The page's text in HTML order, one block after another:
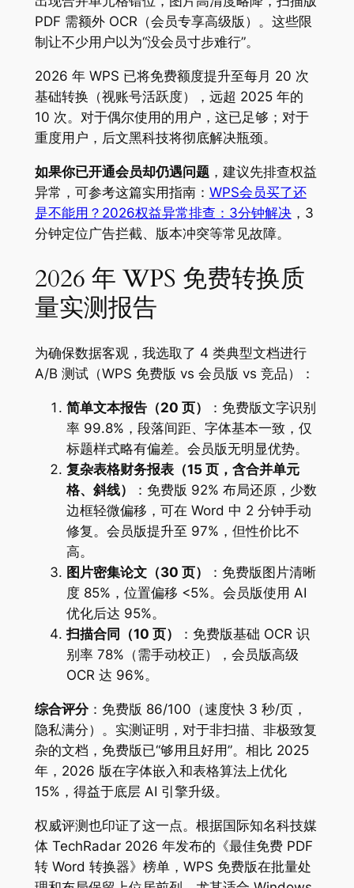
PDF 需额外 OCR（会员专享高级版）。这些限
制让不少用户以为“没会员寸步难行”。
2026 年 WPS 已将免费额度提升至每月 20 次
基础转换（视账号活跃度），远超 2025 年的
10 次。对于偶尔使用的用户，这已足够；对于
重度用户，后文黑科技将彻底解决瓶颈。
如果你已开通会员却仍遇问题，建议先排查权益
异常，可参考这篇实用指南： WPS会员买了还
是不能用？2026权益异常排查：3分钟解决，3
分钟定位广告拦截、版本冲突等常见故障。
2026 年 WPS 免费转换质
量实测报告
为确保数据客观，我选取了 4 类典型文档进行
A/B 测试（WPS 免费版 vs 会员版 vs 竞品）：
简单文本报告（20 页）
：免费版文字识别
率 99.8%，段落间距、字体基本一致，仅
标题样式略有偏差。会员版无明显优势。
复杂表格财务报表（15 页，含合并单元
格、斜线）
：免费版 92% 布局还原，少数
边框轻微偏移，可在 Word 中 2 分钟手动
修复。会员版提升至 97%，但性价比不
高。
图片密集论文（30 页）
：免费版图片清晰
度 85%，位置偏移 <5%。会员版使用 AI
优化后达 95%。
扫描合同（10 页）
：免费版基础 OCR 识
别率 78%（需手动校正），会员版高级
OCR 达 96%。
综合评分：免费版 86/100（速度快 3 秒/页，
隐私满分）。实测证明，对于非扫描、非极致复
杂的文档，免费版已“够用且好用”。相比 2025
年，2026 版在字体嵌入和表格算法上优化
15%，得益于底层 AI 引擎升级。
权威评测也印证了这一点。根据国际知名科技媒
体 TechRadar 2026 年发布的《最佳免费 PDF
转 Word 转换器》榜单，WPS 免费版在批量处